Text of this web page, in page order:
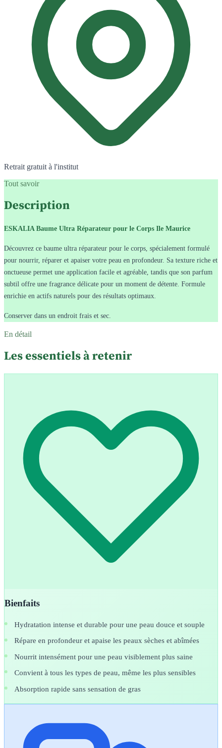
Retrait gratuit à l'institut
Tout savoir
Description
ESKALIA Baume Ultra Réparateur pour le Corps Ile Maurice
Découvrez ce baume ultra réparateur pour le corps, spécialement formulé
pour nourrir, réparer et apaiser votre peau en profondeur. Sa texture riche et
onctueuse permet une application facile et agréable, tandis que son parfum
subtil offre une fragrance délicate pour un moment de détente. Formule
enrichie en actifs naturels pour des résultats optimaux.
Conserver dans un endroit frais et sec.
En détail
Les essentiels à retenir
Bienfaits
Hydratation intense et durable pour une peau douce et souple
Répare en profondeur et apaise les peaux sèches et abîmées
Nourrit intensément pour une peau visiblement plus saine
Convient à tous les types de peau, même les plus sensibles
Absorption rapide sans sensation de gras